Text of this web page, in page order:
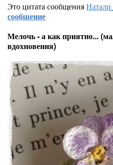
Это цитата сообщения
сообщение
Мелочь - а как приятно...
вдохновения)